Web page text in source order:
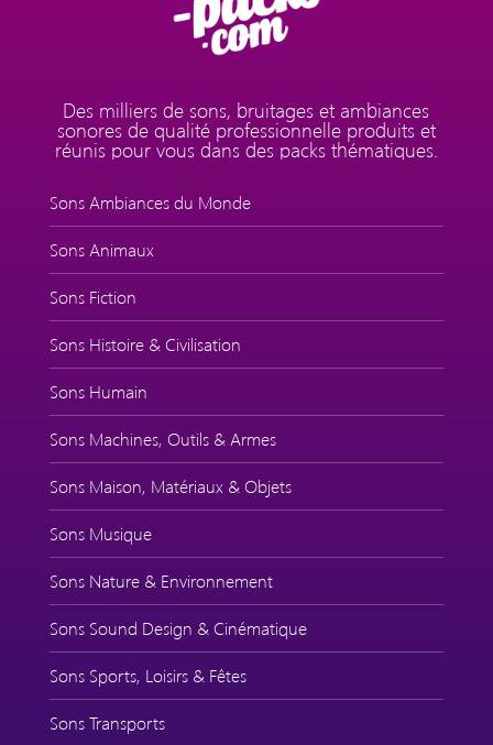
Des milliers de sons, bruitages et ambiances
sonores de qualité professionnelle produits et
réunis pour vous dans des packs thématiques.
Sons Ambiances du Monde
Sons Animaux
Sons Fiction
Sons Histoire & Civilisation
Sons Humain
Sons Machines, Outils & Armes
Sons Maison, Matériaux & Objets
Sons Musique
Sons Nature & Environnement
Sons Sound Design & Cinématique
Sons Sports, Loisirs & Fêtes
Sons Transports